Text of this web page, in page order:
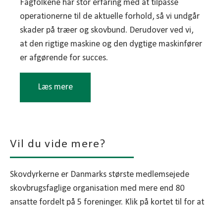
Fagfolkene har stor erfaring med at tilpasse
operationerne til de aktuelle forhold, så vi undgår
skader på træer og skovbund. Derudover ved vi,
at den rigtige maskine og den dygtige maskinfører
er afgørende for succes.
Læs mere
totalomkostningen alligevel bliver for høj for dig
som skovejer.
Omvendt nytter det ikke noget, at en maskine er
billig og fleksibel, hvis præstationen er for lav.
Balancen mellem maskinvalg og opgavetype er
Vil du vide mere?
Skovdyrkerne er Danmarks største medlemsejede
skovbrugsfaglige organisation med mere end 80
ansatte fordelt på 5 foreninger. Klik på kortet til for at